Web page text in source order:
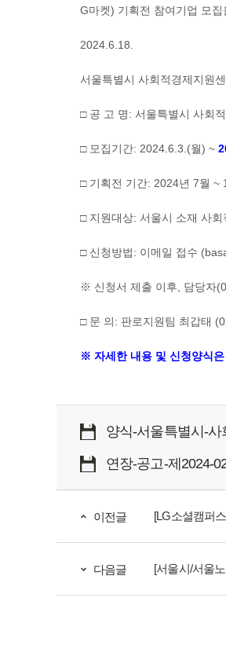
G마켓) 기획전 참여기업 모
2024.6.18.
서울특별시 사회적경제지원
□ 공 고 명: 서울특별시 사회
□ 모집기간: 2024.6.3.(월) ~
□ 기획전 기간: 2024년 7월 ~
□ 지원대상: 서울시 소재 사
□ 신청방법: 이메일 접수
※ 신청서 제출 이후, 담당자
□ 문 의: 판로지원팀 최갑태
※ 자세한 내용 및 신청양식
양식-서울특별시-
연장-공고-제2024-
이전글 [LG소셜캠퍼
다음글 [서울시/서울